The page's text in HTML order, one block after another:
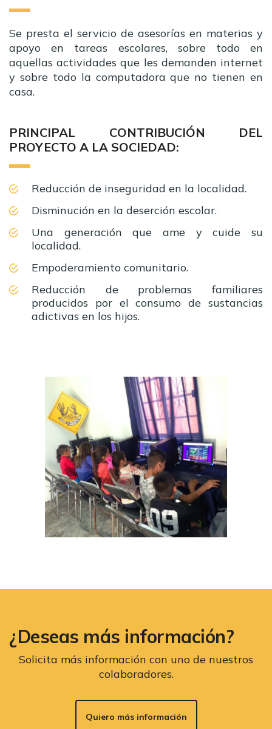
Se presta el servicio de asesorías en materias y
apoyo en tareas escolares, sobre todo en
aquellas actividades que les demanden internet
y sobre todo la computadora que no tienen en
casa.
PRINCIPAL CONTRIBUCIÓN DEL
PROYECTO A LA SOCIEDAD:
Reducción de inseguridad en la localidad.
Disminución en la deserción escolar.
Una generación que ame y cuide su
localidad.
Empoderamiento comunitario.
Reducción de problemas familiares
producidos por el consumo de sustancias
adictivas en los hijos.
¿Deseas más información?
Solicita más información con uno de nuestros
colaboradores.
Quiero más información